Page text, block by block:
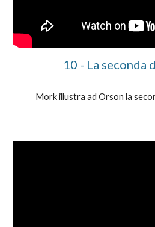
10 - La seconda
Mork illustra ad Orson la